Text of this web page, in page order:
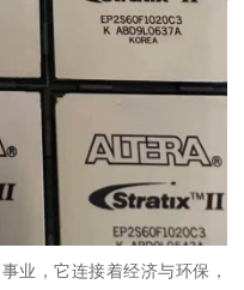
业，它连接着经济与环保，